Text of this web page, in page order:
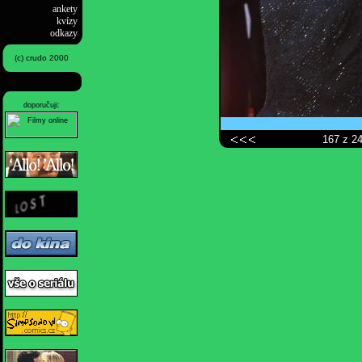
ankety
kvízy
odkazy
(c) crudo 2000
doporučuji:
167 z